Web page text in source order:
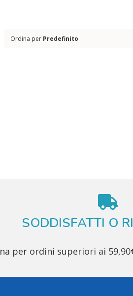
Ordina per Predefinito
SODDISFATTI O
per ordini superiori ai